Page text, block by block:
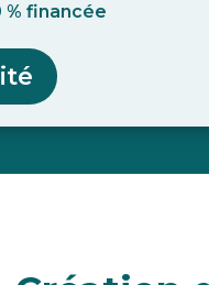
financée